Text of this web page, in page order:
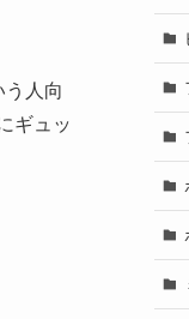
う人向
ギュッ